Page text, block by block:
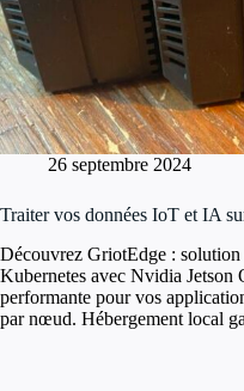
26 septembre 2024
Traiter vos données IoT et IA
Découvrez GriotEdge :
Kubernetes avec Nvidia Jetson
performante pour vos
par nœud. Hébergement local